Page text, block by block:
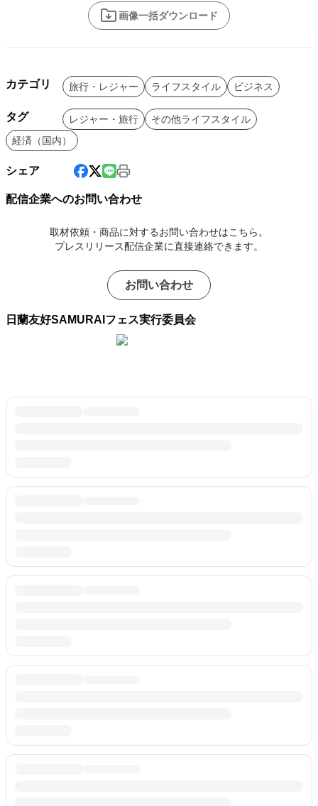
画像一括ダウンロード
カテゴリ 旅行・レジャー ライフスタイル ビジネス
タグ レジャー・旅行
その他ライフスタイル
経済（国内）
シェア
配信企業へのお問い合わせ
取材依頼・商品に対するお問い合わせはこちら。
プレスリリース配信企業に直接連絡できます。
お問い合わせ
日蘭友好SAMURAIフェス実行委員会